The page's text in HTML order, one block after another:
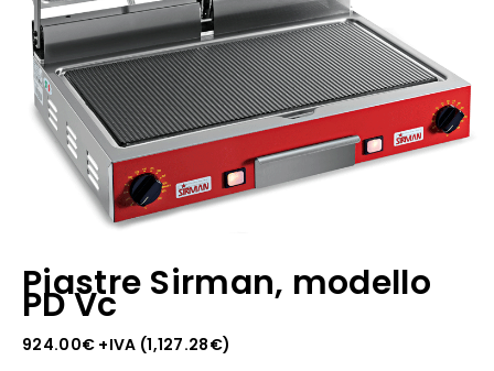
Piastre Sirman, modello
PD Vc
924.00€ +IVA (1,127.28€)